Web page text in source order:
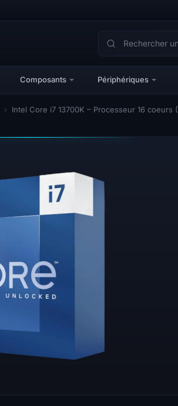
Composants Périphériques
› Intel Core i7 13700K – Processeur 16 coeurs